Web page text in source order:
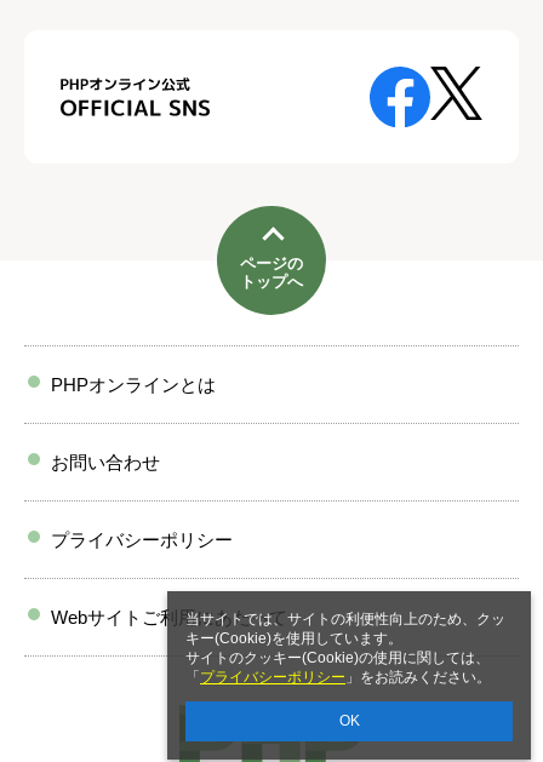
当サイトでは、サイトの利便性向上のため、クッ
キー(Cookie)を使用しています。
サイトのクッキー(Cookie)の使用に関しては、
「 プライバシーポリシー 」をお読みください。
OK
ページの
トップへ
PHPオンラインとは
お問い合わせ
プライバシーポリシー
Webサイトご利用にあたって